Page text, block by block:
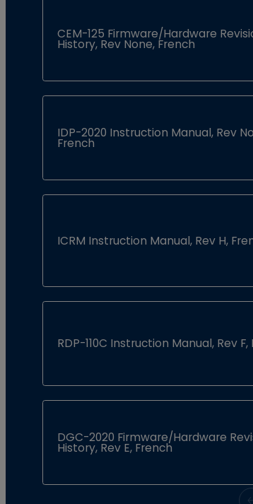
CEM-125 Firmware/Hardware
History, Rev None, French
IDP-2020 Instruction Manual, Rev
French
ICRM Instruction Manual, Rev H,
RDP-110C Instruction Manual, Rev F,
DGC-2020 Firmware/Hardware
History, Rev E, French